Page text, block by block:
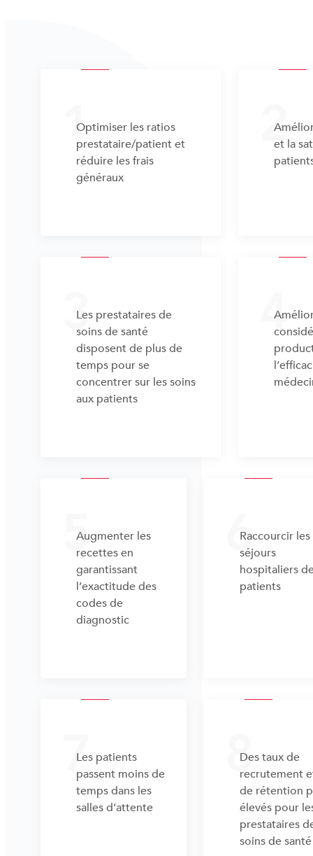
1
Optimiser les ratios
prestataire/patient et
réduire les frais
généraux
2
et la
3
Les prestataires de
soins de santé
disposent de plus de
temps pour se
concentrer sur les soins
aux patients
4
5
Augmenter les
recettes en
garantissant
l’exactitude des
codes de
diagnostic
6
Raccourcir les
séjours
hospitaliers
patients
7
Les patients
passent moins de
temps dans les
salles d’attente
8
Des taux de
recrutement
de rétention
élevés pour
prestataires
soins de santé